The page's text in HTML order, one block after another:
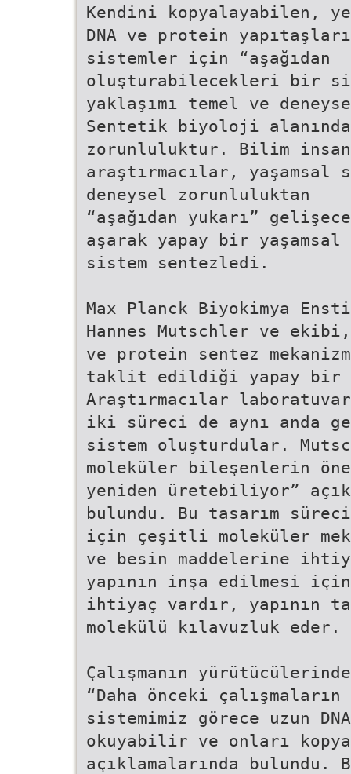
Kendini kopyalayabilen,
DNA ve protein
sistemler için “aşağıdan
oluşturabilecekleri bir
yaklaşımı temel ve
Sentetik biyoloji
zorunluluktur. Bilim
araştırmacılar, yaşamsal
deneysel zorunluluktan
“aşağıdan yukarı”
aşarak yapay bir yaşamsal
sistem sentezledi.
Max Planck Biyokimya
Hannes Mutschler ve ekibi,
ve protein sentez
taklit edildiği yapay bir
Araştırmacılar
iki süreci de aynı anda
sistem oluşturdular.
moleküler bileşenlerin
yeniden üretebiliyor”
bulundu. Bu tasarım
için çeşitli moleküler
ve besin maddelerine
yapının inşa edilmesi
ihtiyaç vardır, yapının
molekülü kılavuzluk eder.
Çalışmanın
“Daha önceki
sistemimiz görece uzun
okuyabilir ve onları
açıklamalarında bulundu.